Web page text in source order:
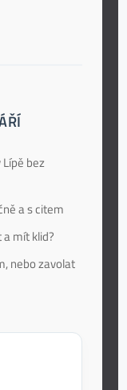
bez
a s citem
a mít klid?
nebo zavolat